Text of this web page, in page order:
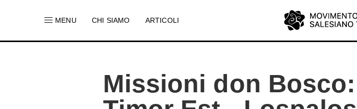
MENU CHI SIAMO ARTICOLI
Missioni don